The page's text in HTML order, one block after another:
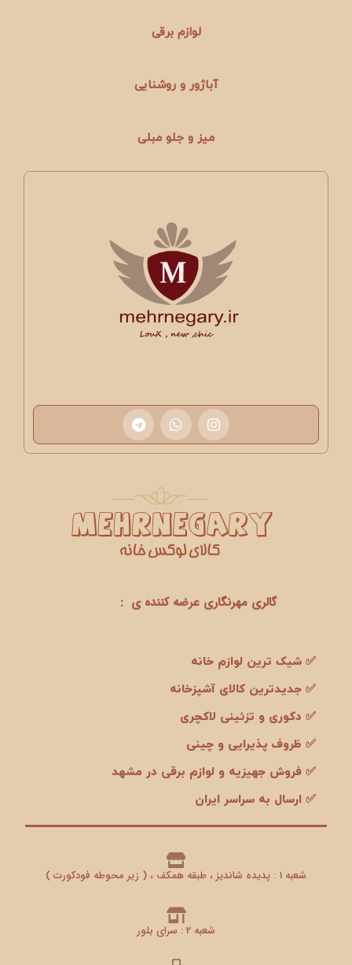
لوازم برقی
آباژور و روشنایی
میز و جلو مبلی
گالری مهرنگاری عرضه کننده ی :
✅ شیک ترین لوازم خانه
✅ جدیدترین کالای آشپزخانه
✅ دکوری و تزئینی لاکچری
✅ ظروف پذیرایی و چینی
✅ فروش جهیزیه و لوازم برقی در مشهد
✅ ارسال به سراسر ایران
شعبه 1 : پدیده شاندیز ، طبقه همکف ، ( زیر محوطه فودکورت )
شعبه 2 : سرای بلور